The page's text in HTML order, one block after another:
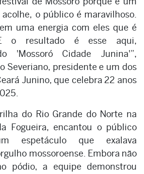
o público é maravilhoso.
uma energia com eles que é
o resultado é esse aqui,
'Mossoró Cidade Junina'”,
Severiano, presidente e um dos
Junino, que celebra 22 anos
do Rio Grande do Norte na
Fogueira, encantou o público
espetáculo que exalava
mossoroense. Embora não
pódio, a equipe demonstrou